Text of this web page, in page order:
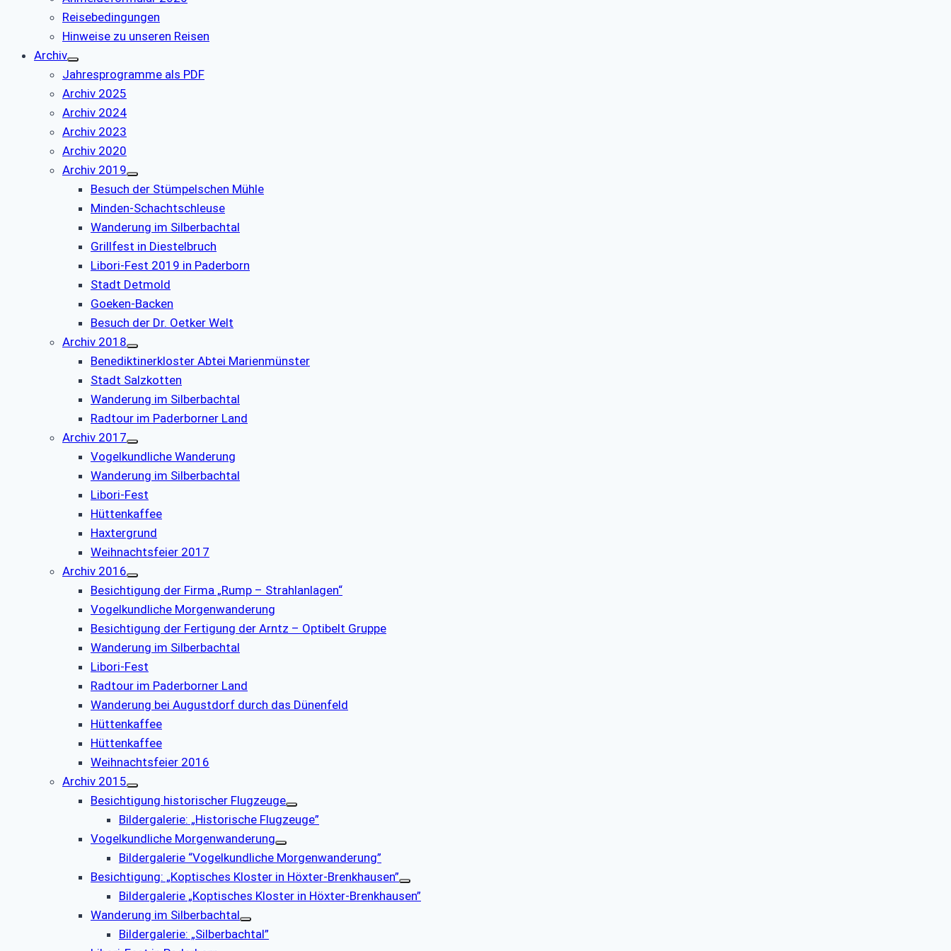
Reisebedingungen
Hinweise zu unseren Reisen
Archiv
Jahresprogramme als PDF
Archiv 2025
Archiv 2024
Archiv 2023
Archiv 2020
Archiv 2019
Besuch der Stümpelschen Mühle
Minden-Schachtschleuse
Wanderung im Silberbachtal
Grillfest in Diestelbruch
Libori-Fest 2019 in Paderborn
Stadt Detmold
Goeken-Backen
Besuch der Dr. Oetker Welt
Archiv 2018
Benediktinerkloster Abtei Marienmünster
Stadt Salzkotten
Wanderung im Silberbachtal
Radtour im Paderborner Land
Archiv 2017
Vogelkundliche Wanderung
Wanderung im Silberbachtal
Libori-Fest
Hüttenkaffee
Haxtergrund
Weihnachtsfeier 2017
Archiv 2016
Besichtigung der Firma „Rump – Strahlanlagen“
Vogelkundliche Morgenwanderung
Besichtigung der Fertigung der Arntz – Optibelt Gruppe
Wanderung im Silberbachtal
Libori-Fest
Radtour im Paderborner Land
Wanderung bei Augustdorf durch das Dünenfeld
Hüttenkaffee
Hüttenkaffee
Weihnachtsfeier 2016
Archiv 2015
Besichtigung historischer Flugzeuge
Bildergalerie: „Historische Flugzeuge”
Vogelkundliche Morgenwanderung
Bildergalerie “Vogelkundliche Morgenwanderung”
Besichtigung: „Koptisches Kloster in Höxter-Brenkhausen”
Bildergalerie „Koptisches Kloster in Höxter-Brenkhausen”
Wanderung im Silberbachtal
Bildergalerie: „Silberbachtal”